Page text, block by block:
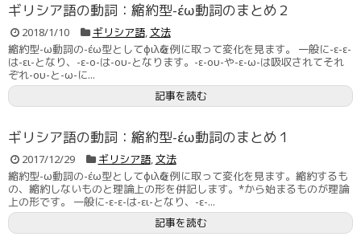
ギリシア語の動詞：縮約型-έω動詞のまとめ２
2018/1/10 ギリシア語,文法
縮約型-ω動詞の-έω型としてφιλῶを例に取って変化を見ます。 一般に-ε-ε-
は-ει-となり、-ε-ο-は-ου-となります。-ε-ου-や-ε-ω-は吸収されてそれ
ぞれ-ου-と-ω-に...
記事を読む
ギリシア語の動詞：縮約型-έω動詞のまとめ１
2017/12/29 ギリシア語,文法
縮約型-ω動詞の-έω型としてφιλῶを例に取って変化を見ます。縮約するも
の、縮約しないものと理論上の形を併記します。*から始まるものが理論
上の形です。 一般に-ε-ε-は-ει-となり、-ε-...
記事を読む